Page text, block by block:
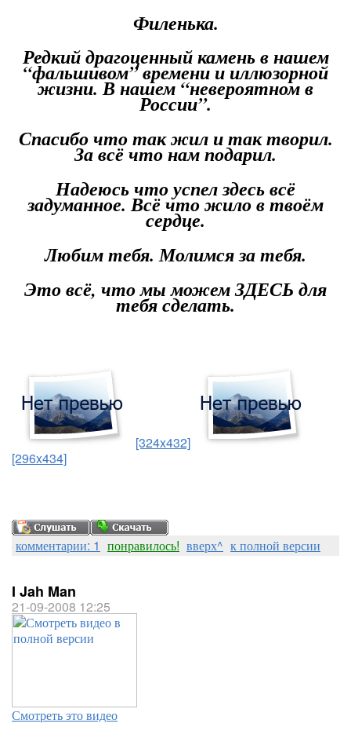
Филенька.
Редкий драгоценный камень в нашем
“фальшивом” времени и иллюзорной
жизни. В нашем “невероятном в
России”.
Спасибо что так жил и так творил.
За всё что нам подарил.
Надеюсь что успел здесь всё
задуманное. Всё что жило в твоём
сердце.
Любим тебя. Молимся за тебя.
Это всё, что мы можем ЗДЕСЬ для
тебя сделать.
[324x432]
[296x434]
комментарии: 1 понравилось! вверх^ к полной версии
I Jah Man
21-09-2008 12:25
Смотреть это видео